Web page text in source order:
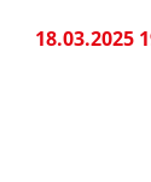
18.03.2025